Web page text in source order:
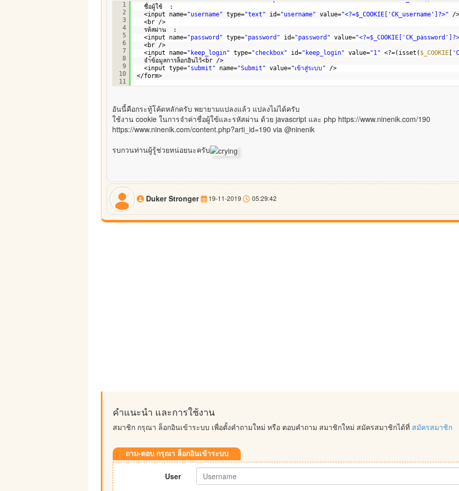
1
2
3
4
5
6
7
8
9
10
11
ชื่อผู้ใช้  :
<input name="username" type="text" id="username" value="<?=$_COOKIE['CK_username']?>"
/>
<br />
รห้สผ่าน  :
<input name="password" type="password" id="password" value=
<br />
<input name="keep_login" type="checkbox" id="keep_login" value="1" <?=(isset( $_COOKIE
จำ้ข้อมูลการล็อกอินไว้<br />
<input type="submit" name="Submit" value="เข้าสู่ระบบ"
/>
</form>
อันนี้คือกระทู้โค้ดหลักครับ พยายามแปลงแล้ว แปลงไม่ได้ครับ
ใช้งาน cookie ในการจำค่าชื่อผู้ใฃ้และรหัสผ่าน ด้วย javascript และ php https://www.ninenik.com/190
https://www.ninenik.com/content.php?arti_id=190 via @ninenik
รบกวนท่านผู้รู้ช่วยหน่อยนะครับ
Duker Stronger 19-11-2019 05:29:42
คำแนะนำ และการใช้งาน
สมาชิก กรุณา ล็อกอินเข้าระบบ เพื่อตั้งคำถามใหม่ หรือ ตอบคำถาม สมาชิกใหม่ สมัครสมาชิกได้ที่ สมัครสมาชิก
ถาม-ตอบ กรุณา ล็อกอินเข้าระบบ
User